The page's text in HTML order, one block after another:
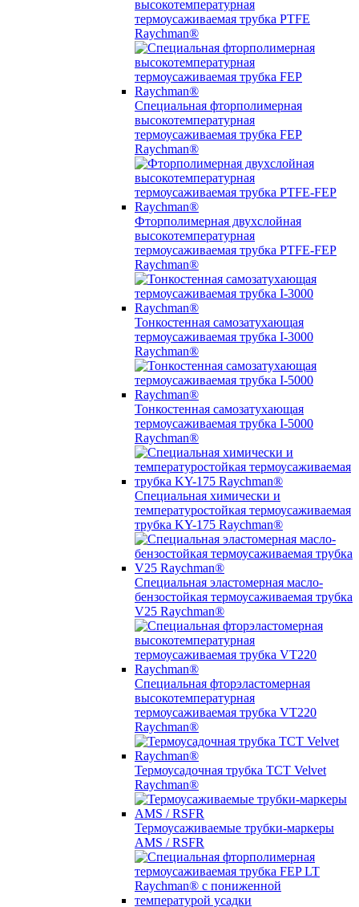
высокотемпературная
термоусаживаемая трубка PTFE
Raychman®
Специальная фторполимерная
высокотемпературная
термоусаживаемая трубка FEP
Raychman®
Фторполимерная двухслойная
высокотемпературная
термоусаживаемая трубка PTFE-FEP
Raychman®
Тонкостенная самозатухающая
термоусаживаемая трубка I-3000
Raychman®
Тонкостенная самозатухающая
термоусаживаемая трубка I-5000
Raychman®
Специальная химически и
температуростойкая термоусаживаемая
трубка KY-175 Raychman®
Специальная эластомерная масло-
бензостойкая термоусаживаемая трубка
V25 Raychman®
Специальная фторэластомерная
высокотемпературная
термоусаживаемая трубка VT220
Raychman®
Термоусадочная трубка TCT Velvet
Raychman®
Термоусаживаемые трубки-маркеры
AMS / RSFR